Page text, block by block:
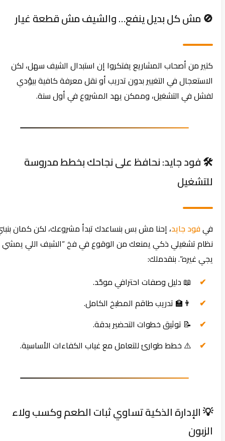
🚫 مش كل بديل ينفع… والشيف مش قطعة غيار
كتير من أصحاب المشاريع يفتكروا إن استبدال الشيف سهل، لكن
الاستعجال في التغيير بدون تدريب أو نقل معرفة كافية بيؤدي
لفشل في التشغيل، وممكن يهد المشروع في أول سنة.
🛠️ فود جايد: نحافظ على نجاحك بخطط مدروسة
للتشغيل
فود جايد، إحنا مش بس بنساعدك تبدأ مشروعك، لكن كمان بنبني
نظام تشغيلي ذكي يمنعك من الوقوع في فخ “الشيف اللي يمشي
يجي غيره”. بنقدملك:
📖 دليل وصفات احترافي موحّد.
👨‍🏫 تدريب طاقم المطبخ الكامل.
📝 توثيق خطوات التحضير بدقة.
⚠️ خطط طوارئ للتعامل مع غياب الكفاءات الأساسية.
💡 الإدارة الذكية تساوي ثبات الطعم وكسب ولاء
الزبون